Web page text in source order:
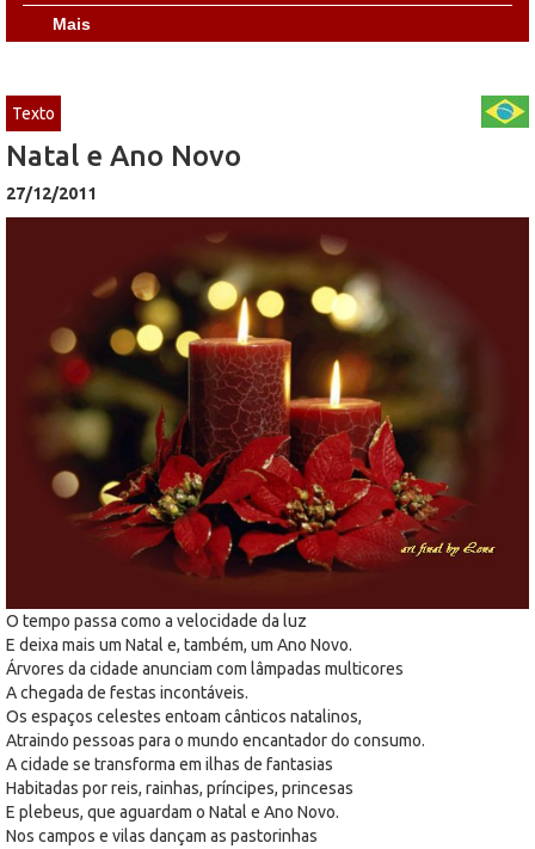
Mais
Texto
Natal e Ano Novo
27/12/2011
O tempo passa como a velocidade da luz
E deixa mais um Natal e, também, um Ano Novo.
Árvores da cidade anunciam com lâmpadas multicores
A chegada de festas incontáveis.
Os espaços celestes entoam cânticos natalinos,
Atraindo pessoas para o mundo encantador do consumo.
A cidade se transforma em ilhas de fantasias
Habitadas por reis, rainhas, príncipes, princesas
E plebeus, que aguardam o Natal e Ano Novo.
Nos campos e vilas dançam as pastorinhas